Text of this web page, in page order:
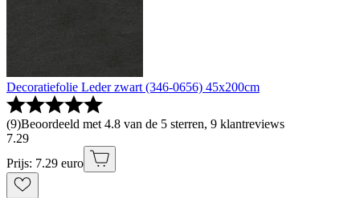
Decoratiefolie Leder zwart (346-0656) 45x200cm
(9)Beoordeeld met 4.8 van de 5 sterren, 9 klantreviews
7.29
Prijs: 7.29 euro